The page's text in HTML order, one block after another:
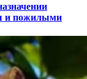
и пожилыми